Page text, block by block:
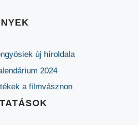
új híroldala
2024
a filmvásznon